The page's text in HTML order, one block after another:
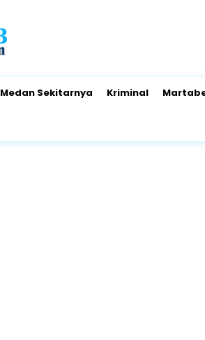
Medan Sekitarnya Kriminal